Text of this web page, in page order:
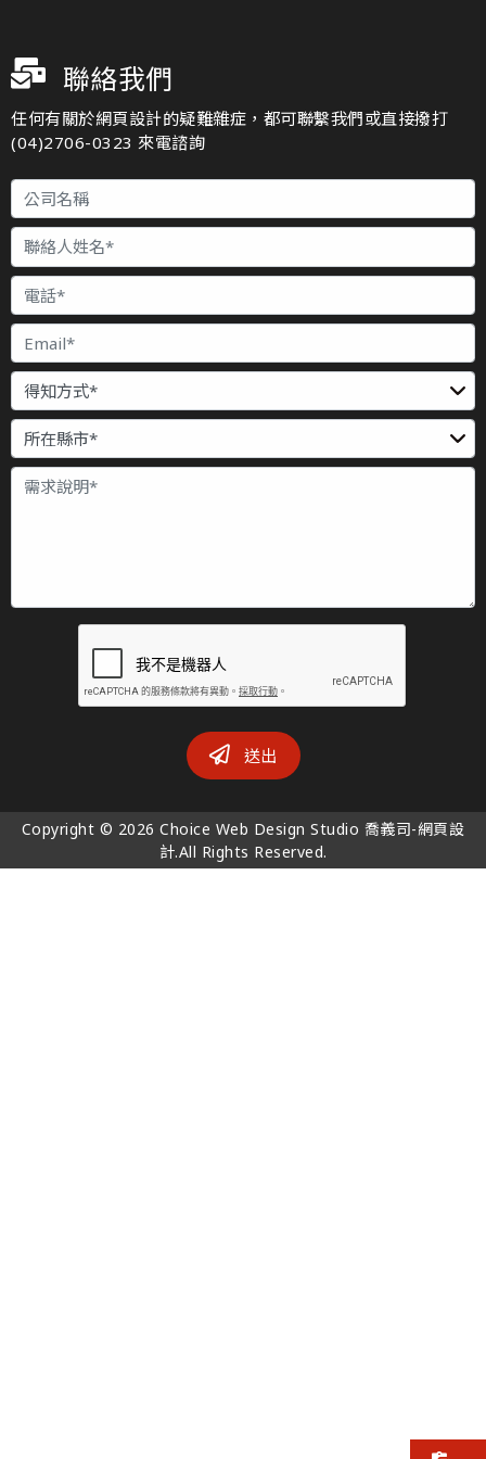
聯絡我們
任何有關於網頁設計的疑難雜症，都可聯繫我們或直接撥打
(04)2706-0323 來電諮詢
送出
Copyright © 2026 Choice Web Design Studio 喬義司-網頁設
計.All Rights Reserved.